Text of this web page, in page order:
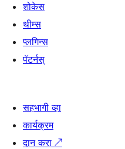
शोकेस
थीम्स
प्लगिन्स
पॅटर्नस्
सहभागी व्हा
कार्यक्रम
दान करा ↗